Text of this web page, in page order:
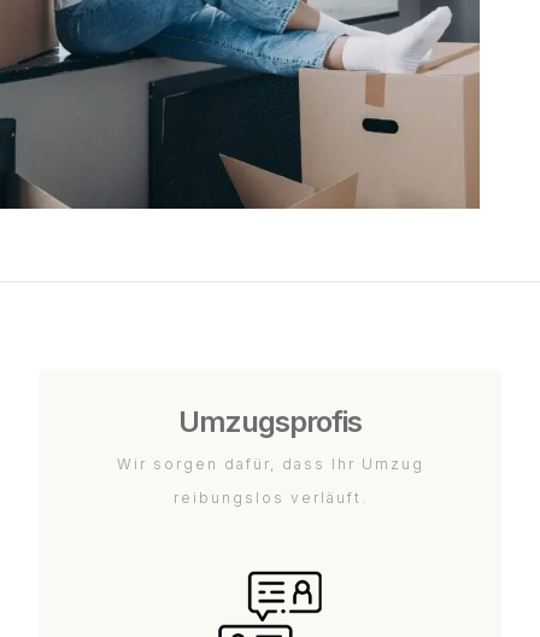
Umzugsprofis
Wir sorgen dafür, dass Ihr Umzug
reibungslos verläuft.